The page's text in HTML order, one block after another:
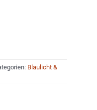
Blaulicht &